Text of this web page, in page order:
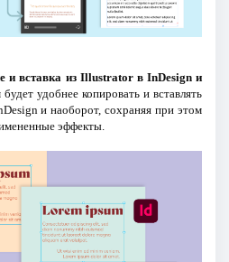
и вставка из Illustrator в InDesign и
удобнее копировать и вставлять
и наоборот, сохраняя при этом
эффекты.